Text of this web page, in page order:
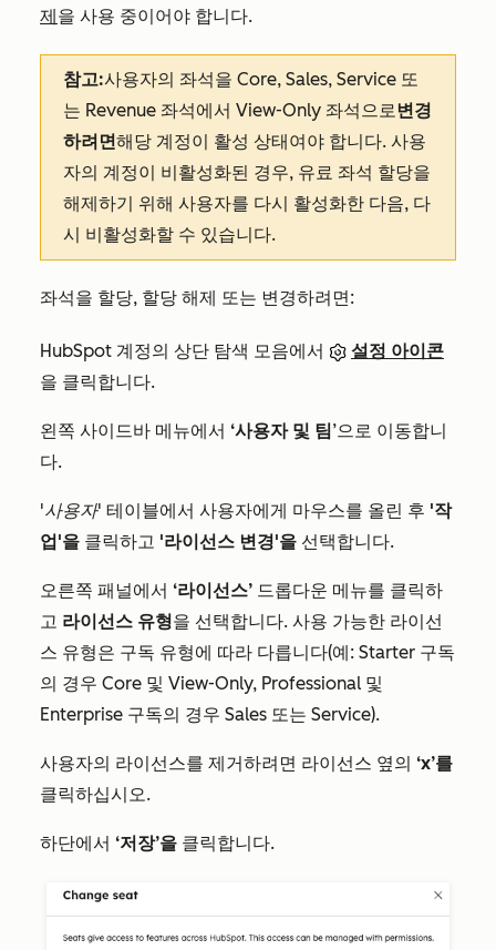
제 을 사용 중이어야 합니다.
참고:사용자의 좌석을 Core, Sales, Service 또
는 Revenue 좌석에서 View-Only 좌석으로변경
하려면해당 계정이 활성 상태여야 합니다. 사용
자의 계정이 비활성화된 경우, 유료 좌석 할당을
해제하기 위해 사용자를 다시 활성화한 다음, 다
시 비활성화할 수 있습니다.
좌석을 할당, 할당 해제 또는 변경하려면:
HubSpot 계정의 상단 탐색 모음에서
설정 아이콘
을 클릭합니다.
왼쪽 사이드바 메뉴에서 ‘사용자 및 팀’으로 이동합니
다.
'사용자' 테이블에서 사용자에게 마우스를 올린 후 '작
업'을 클릭하고 '라이선스 변경'을 선택합니다.
오른쪽 패널에서 ‘라이선스’ 드롭다운 메뉴를 클릭하
고 라이선스 유형을 선택합니다. 사용 가능한 라이선
스 유형은 구독 유형에 따라 다릅니다(예: Starter 구독
의 경우 Core 및 View-Only, Professional 및
Enterprise 구독의 경우 Sales 또는 Service).
사용자의 라이선스를 제거하려면 라이선스 옆의 ‘x’를
클릭하십시오.
하단에서 ‘저장’을 클릭합니다.